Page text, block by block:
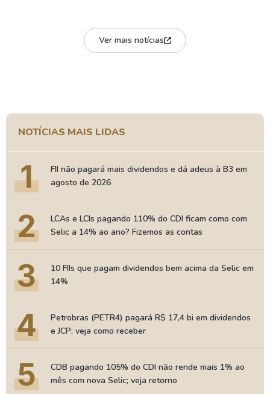
Ver mais notícias
NOTÍCIAS MAIS LIDAS
1
FII não pagará mais dividendos e dá adeus à B3 em
agosto de 2026
2
LCAs e LCIs pagando 110% do CDI ficam como com
Selic a 14% ao ano? Fizemos as contas
3
10 FIIs que pagam dividendos bem acima da Selic em
14%
4
Petrobras (PETR4) pagará R$ 17,4 bi em dividendos
e JCP; veja como receber
5
CDB pagando 105% do CDI não rende mais 1% ao
mês com nova Selic; veja retorno